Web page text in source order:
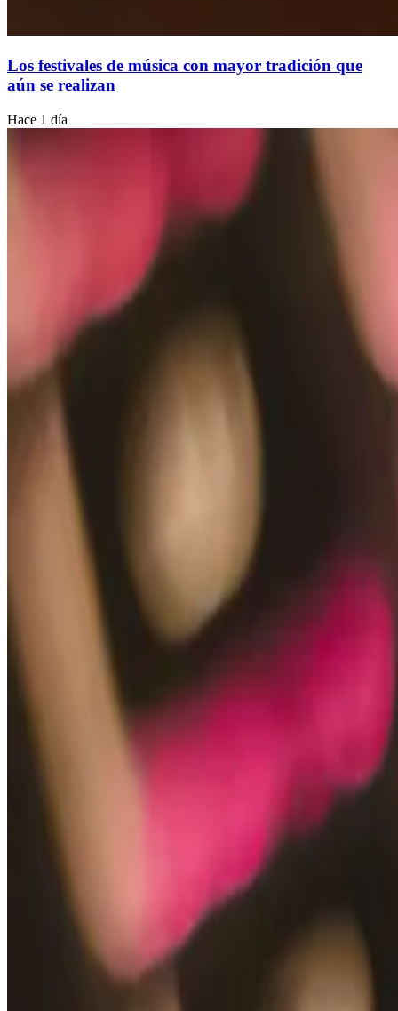
Los festivales de música con mayor tradición que
aún se realizan
Hace 1 día